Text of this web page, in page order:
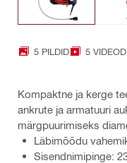
5 PILDID 5 VIDEOD
Kompaktne ja kerge
ankrute ja armatuuri
märgpuurimiseks
Läbimõõdu
Sisendnimipinge: